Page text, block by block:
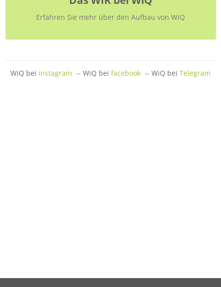
Erfahren Sie mehr über den Aufbau von WiQ
WiQ bei instagram -- WiQ bei facebook -- WiQ bei Telegram